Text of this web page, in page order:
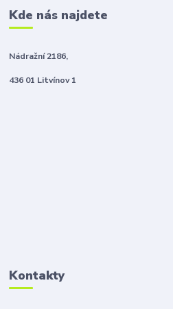
Kde nás najdete
Nádražní 2186,
436 01 Litvínov 1
Kontakty